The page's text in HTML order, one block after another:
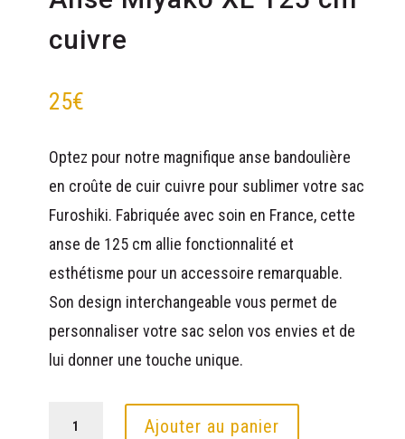
cuivre
25€
Optez pour notre magnifique anse bandoulière
en croûte de cuir cuivre pour sublimer votre sac
Furoshiki. Fabriquée avec soin en France, cette
anse de 125 cm allie fonctionnalité et
esthétisme pour un accessoire remarquable.
Son design interchangeable vous permet de
personnaliser votre sac selon vos envies et de
lui donner une touche unique.
Ajouter au panier